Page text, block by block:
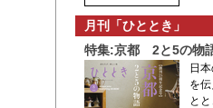
月刊「ひととき」
特集:京都 2と5の物
日
を
と